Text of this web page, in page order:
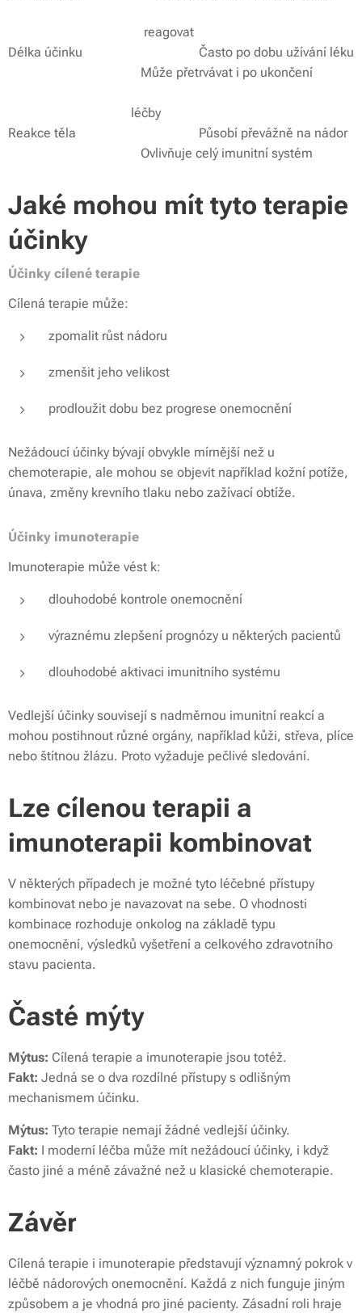
reagovat
Délka účinku Často po dobu užívání léku
Může přetrvávat i po ukončení
léčby
Reakce těla Působí převážně na nádor
Ovlivňuje celý imunitní systém
Jaké mohou mít tyto terapie
účinky
Účinky cílené terapie
Cílená terapie může:
zpomalit růst nádoru
zmenšit jeho velikost
prodloužit dobu bez progrese onemocnění
Nežádoucí účinky bývají obvykle mírnější než u
chemoterapie, ale mohou se objevit například kožní potíže,
únava, změny krevního tlaku nebo zažívací obtíže.
Účinky imunoterapie
Imunoterapie může vést k:
dlouhodobé kontrole onemocnění
výraznému zlepšení prognózy u některých pacientů
dlouhodobé aktivaci imunitního systému
Vedlejší účinky souvisejí s nadměrnou imunitní reakcí a
mohou postihnout různé orgány, například kůži, střeva, plíce
nebo štítnou žlázu. Proto vyžaduje pečlivé sledování.
Lze cílenou terapii a
imunoterapii kombinovat
V některých případech je možné tyto léčebné přístupy
kombinovat nebo je navazovat na sebe. O vhodnosti
kombinace rozhoduje onkolog na základě typu
onemocnění, výsledků vyšetření a celkového zdravotního
stavu pacienta.
Časté mýty
Mýtus: Cílená terapie a imunoterapie jsou totéž.
Fakt: Jedná se o dva rozdílné přístupy s odlišným
mechanismem účinku.
Mýtus: Tyto terapie nemají žádné vedlejší účinky.
Fakt: I moderní léčba může mít nežádoucí účinky, i když
často jiné a méně závažné než u klasické chemoterapie.
Závěr
Cílená terapie i imunoterapie představují významný pokrok v
léčbě nádorových onemocnění. Každá z nich funguje jiným
způsobem a je vhodná pro jiné pacienty. Zásadní roli hraje